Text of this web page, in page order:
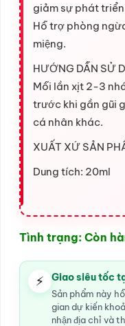
giảm sự phát
Hỗ trợ phòng
miệng.
HƯỚNG DẪN SỬ
Mỗi lần xịt 2-3
trước khi gần gũi
cá nhân khác.
XUẤT XỨ SẢN
Dung tích: 20ml
Tình trạng: Còn
⚡ Giao siêu tốc
Sản phẩm này
gian dự kiến
nhận địa chỉ và